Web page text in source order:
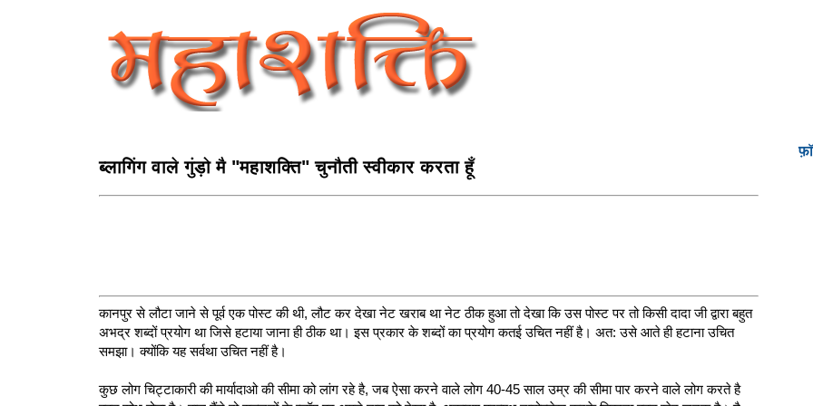
ब्‍लागिंग वाले गुंड़ो मै "महाशक्ति" चुनौती स्‍वीकार करता हूँ
कानपुर से लौटा जाने से पूर्व एक पोस्ट की थी, लौट कर देखा नेट खराब था नेट ठीक हुआ तो देखा कि उस पोस्ट पर तो किसी दादा जी द्वारा बहुत
अभद्र शब्दों प्रयोग था जिसे हटाया जाना ही ठीक था। इस प्रकार के शब्दों का प्रयोग कतई उचित नहीं है। अत: उसे आते ही हटाना उचित
समझा। क्योंकि यह सर्वथा उचित नहीं है।
कुछ लोग चिट्टाकारी की मार्यादाओ की सीमा को लांग रहे है, जब ऐसा करने वाले लोग 40-45 साल उम्र की सीमा पार करने वाले लोग करते है